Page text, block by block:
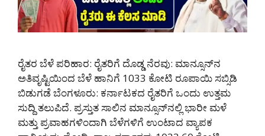
ರೈತರ ಬೆಳೆ ಪರಿಹಾರ: ರೈತರಿಗೆ ದೊಡ್ಡ ನೆರವು: ಮಾನ್ಸೂನ್‌ನ
ಅತಿವೃಷ್ಟಿಯಿಂದ ಬೆಳೆ ಹಾನಿಗೆ 1033 ಕೋಟಿ ರೂಪಾಯಿ ಸಬ್ಸಿಡಿ
ಬಿಡುಗಡೆ ಬೆಂಗಳೂರು: ಕರ್ನಾಟಕದ ರೈತರಿಗೆ ಒಂದು ಉತ್ತಮ
ಸುದ್ದಿ ತಲುಪಿದೆ. ಪ್ರಸ್ತುತ ಸಾಲಿನ ಮಾನ್ಸೂನ್‌ನಲ್ಲಿ ಭಾರೀ ಮಳೆ
ಮತ್ತು ಪ್ರವಾಹಗಳಿಂದಾಗಿ ಬೆಳೆಗಳಿಗೆ ಉಂಟಾದ ವ್ಯಾಪಕ